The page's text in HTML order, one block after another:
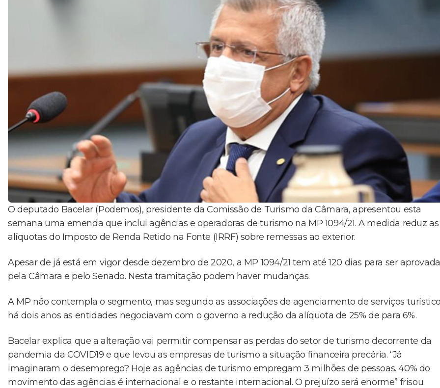
O deputado Bacelar (Podemos), presidente da Comissão de Turismo da Câmara, apresentou esta
semana uma emenda que inclui agências e operadoras de turismo na MP 1094/21. A medida reduz as
alíquotas do Imposto de Renda Retido na Fonte (IRRF) sobre remessas ao exterior.
Apesar de já está em vigor desde dezembro de 2020, a MP 1094/21 tem até 120 dias para ser aprovada
pela Câmara e pelo Senado. Nesta tramitação podem haver mudanças.
A MP não contempla o segmento, mas segundo as associações de agenciamento de serviços
há dois anos as entidades negociavam com o governo a redução da alíquota de 25% de para 6%.
Bacelar explica que a alteração vai permitir compensar as perdas do setor de turismo decorrente da
pandemia da COVID19 e que levou as empresas de turismo a situação financeira precária. “Já
imaginaram o desemprego? Hoje as agências de turismo empregam 3 milhões de pessoas. 40% do
movimento das agências é internacional e o restante internacional. O prejuízo será enorme” frisou.